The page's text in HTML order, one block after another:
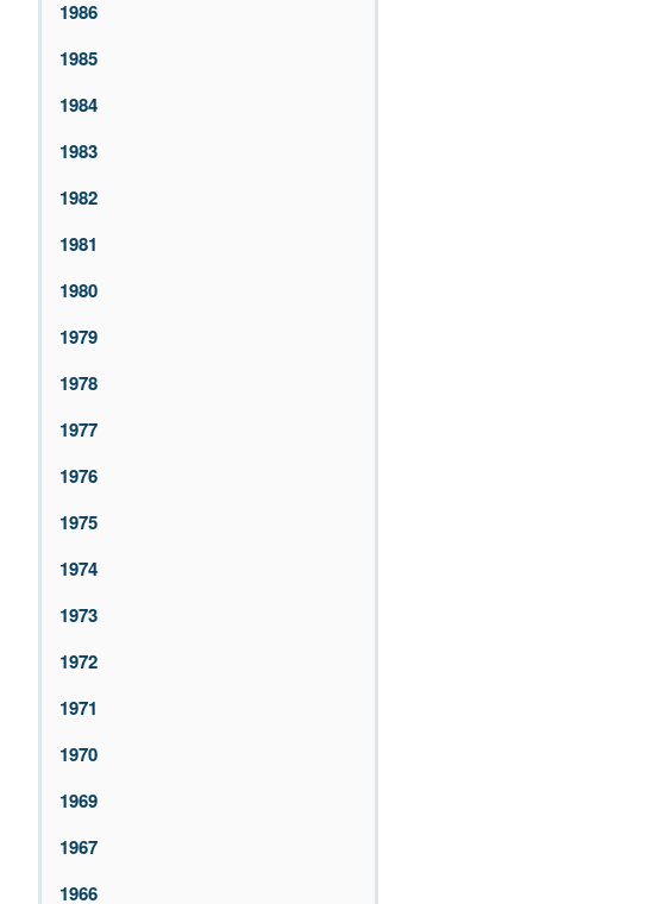
1986
1985
1984
1983
1982
1981
1980
1979
1978
1977
1976
1975
1974
1973
1972
1971
1970
1969
1967
1966